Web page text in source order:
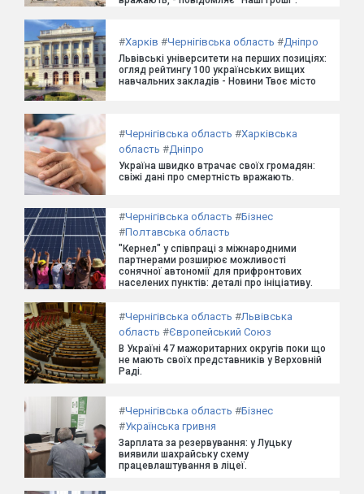
#Харків #Чернігівська область #Дніпро
Львівські університети на перших позиціях:
огляд рейтингу 100 українських вищих
навчальних закладів - Новини Твоє місто
#Чернігівська область #Харківська
область #Дніпро
Україна швидко втрачає своїх громадян:
свіжі дані про смертність вражають.
#Чернігівська область #Бізнес
#Полтавська область
"Кернел" у співпраці з міжнародними
партнерами розширює можливості
сонячної автономії для прифронтових
населених пунктів: деталі про ініціативу.
#Чернігівська область #Львівська
область #Європейський Союз
В Україні 47 мажоритарних округів поки що
не мають своїх представників у Верховній
Раді.
#Чернігівська область #Бізнес
#Українська гривня
Зарплата за резервування: у Луцьку
виявили шахрайську схему
працевлаштування в ліцеї.